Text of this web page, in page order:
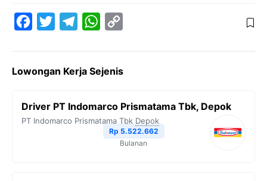
e
o
t
e
e
r
W
t
A
y
i
n
k
Lowongan Kerja Sejenis
Driver PT Indomarco Prismatama Tbk, Depok
PT Indomarco Prismatama Tbk Depok
Rp 5.522.662
Bulanan